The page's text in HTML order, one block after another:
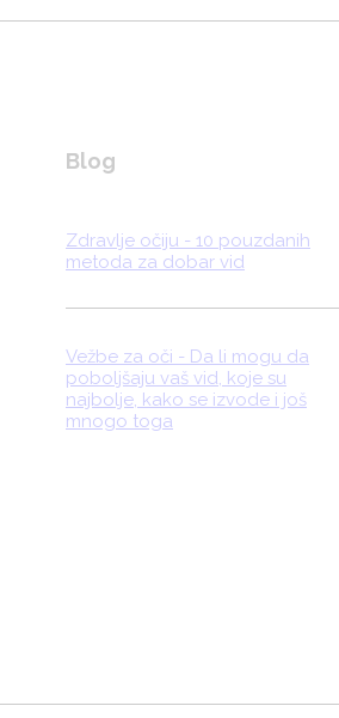
Blog
Zdravlje očiju - 10 pouzdanih
metoda za dobar vid
Vežbe za oči - Da li mogu da
poboljšaju vaš vid, koje su
najbolje, kako se izvode i još
mnogo toga